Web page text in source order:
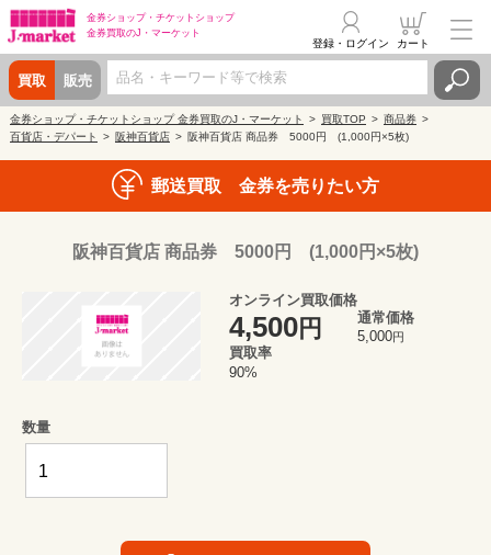
金券ショップ・ チケットショップ
金券買取のJ・マーケット
買取 販売
登録・ログイン カート
金券ショップ・チケットショップ 金券買取のJ・マーケット 買取TOP
商品券
百貨店・デパート
阪神百貨店 阪神百貨店 商品券 5000円 (1,000円×5枚)
郵送買取 金券を売りたい方
阪神百貨店 商品券 5000円 (1,000円×5枚)
オンライン買取価格
4,500円
通常価格
5,000円
買取率
90%
数量